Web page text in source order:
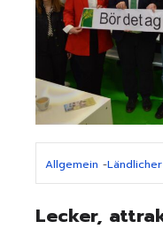
Allgemein -
Lecker,